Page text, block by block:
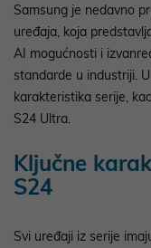
Samsung je nedavno
uređaja, koja
AI mogućnosti i
standarde u industriji.
karakteristika serije,
S24 Ultra.
Ključne
S24
Svi uređaji iz serije